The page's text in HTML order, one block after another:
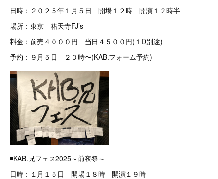
日時：２０２５年１月５日 開場１２時 開演１２時半
場所：東京 祐天寺FJ’s
料金：前売４０００円 当日４５００円(１D別途)
予約：９月５日 ２０時〜(KAB.フォーム予約)
◾️KAB.兄フェス2025～前夜祭～
日時：１月１５日 開場１８時 開演１９時